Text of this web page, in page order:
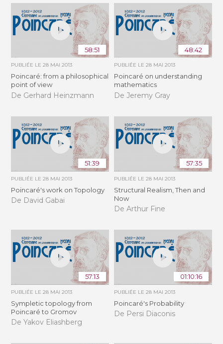
58:51
PUBLIÉE LE28 MAI 2013
Poincaré: from a philosophical
point of view
De Gerhard Heinzmann
48:42
PUBLIÉE LE 28 MAI 2013
Poincaré on understanding
mathematics
De Jeremy Gray
51:39
PUBLIÉE LE28 MAI 2013
Poincaré's work on Topology
De David Gabai
57:35
PUBLIÉE LE 28 MAI 2013
Structural Realism, Then and
Now
De Arthur Fine
57:13
PUBLIÉE LE28 MAI 2013
Sympletic topology from
Poincaré to Gromov
De Yakov Eliashberg
01:10:16
PUBLIÉE LE 28 MAI 2013
Poincaré's Probability
De Persi Diaconis